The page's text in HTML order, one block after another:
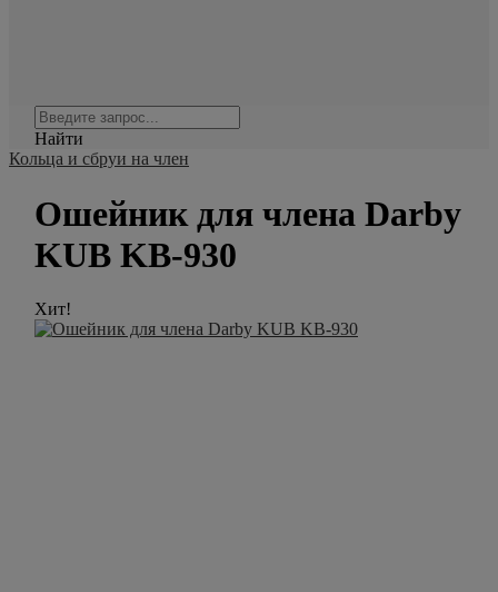
Найти
Кольца и сбруи на член
Ошейник для члена Darby
KUB KB-930
Хит!